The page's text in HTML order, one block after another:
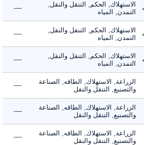
الاستهلاك, الحكم, التنقل والنقل,
التمدن, المياه
----
الاستهلاك, الحكم, التنقل والنقل,
التمدن, المياه
----
الاستهلاك, الحكم, التنقل والنقل,
التمدن, المياه
----
الزراعة, الاستهلاك, الطاقه, الصناعة
والتصنيع, التنقل والنقل
----
الزراعة, الاستهلاك, الطاقه, الصناعة
والتصنيع, التنقل والنقل
----
الزراعة, الاستهلاك, الطاقه, الصناعة
والتصنيع, التنقل والنقل
----